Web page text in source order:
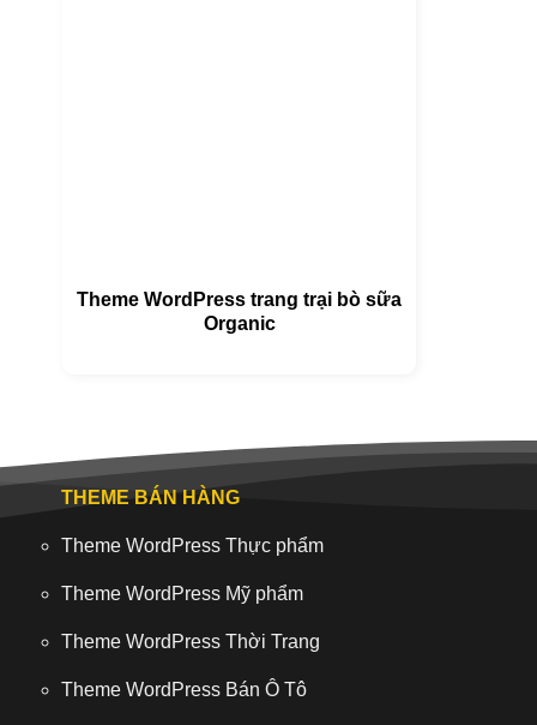
Theme WordPress trang trại bò sữa
Organic
THEME BÁN HÀNG
Theme WordPress Thực phẩm
Theme WordPress Mỹ phẩm
Theme WordPress Thời Trang
Theme WordPress Bán Ô Tô